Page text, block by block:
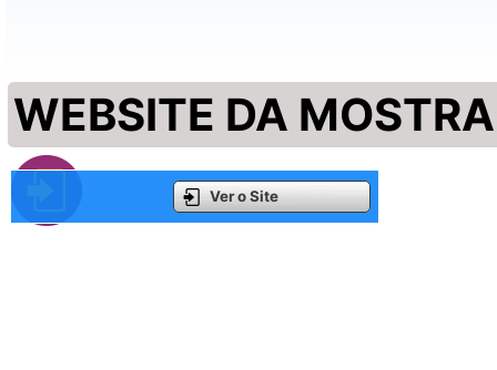
WEBSITE DA MOSTRA
Ver o Site